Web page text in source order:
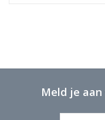
Meld je